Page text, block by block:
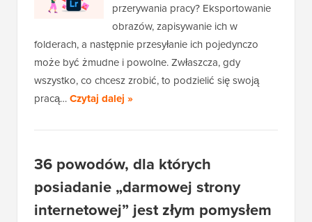
przerywania pracy? Eksportowanie
obrazów, zapisywanie ich w
folderach, a następnie przesyłanie ich pojedynczo
może być żmudne i powolne. Zwłaszcza, gdy
wszystko, co chcesz zrobić, to podzielić się swoją
pracą…Czytaj dalej »
36 powodów, dla których
posiadanie „darmowej strony
internetowej” jest złym pomysłem